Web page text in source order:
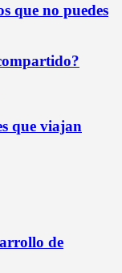
que no puedes
que viajan
de